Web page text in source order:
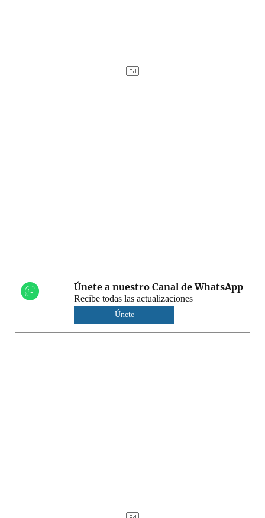
Únete a nuestro Canal de WhatsApp
Recibe todas las actualizaciones
Únete